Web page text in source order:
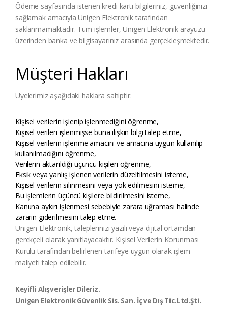
Ödeme sayfasında istenen kredi kartı bilgileriniz, güvenliğinizi
sağlamak amacıyla Unigen Elektronik tarafından
saklanmamaktadır. Tüm işlemler, Unigen Elektronik arayüzü
üzerinden banka ve bilgisayarınız arasında gerçekleşmektedir.
Müşteri Hakları
Üyelerimiz aşağıdaki haklara sahiptir:
Kişisel verilerin işlenip işlenmediğini öğrenme,
Kişisel verileri işlenmişse buna ilişkin bilgi talep etme,
Kişisel verilerin işlenme amacını ve amacına uygun kullanılıp
kullanılmadığını öğrenme,
Verilerin aktarıldığı üçüncü kişileri öğrenme,
Eksik veya yanlış işlenen verilerin düzeltilmesini isteme,
Kişisel verilerin silinmesini veya yok edilmesini isteme,
Bu işlemlerin üçüncü kişilere bildirilmesini isteme,
Kanuna aykırı işlenmesi sebebiyle zarara uğraması halinde
zararın giderilmesini talep etme.
Unigen Elektronik, taleplerinizi yazılı veya dijital ortamdan
gerekçeli olarak yanıtlayacaktır. Kişisel Verilerin Korunması
Kurulu tarafından belirlenen tarifeye uygun olarak işlem
maliyeti talep edilebilir.
Keyifli Alışverişler Dileriz.
Unigen Elektronik Güvenlik Sis. San. İç ve Dış Tic.Ltd.Şti.